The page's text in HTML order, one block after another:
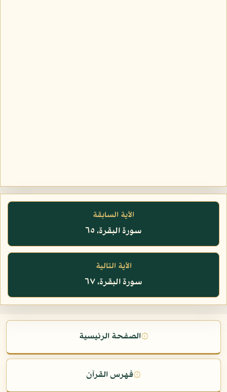
الآية السابقة
سورة البقرة، ٦٥
الآية التالية
سورة البقرة، ٦٧
۞الصفحة الرئيسية
۞فهرس القرآن